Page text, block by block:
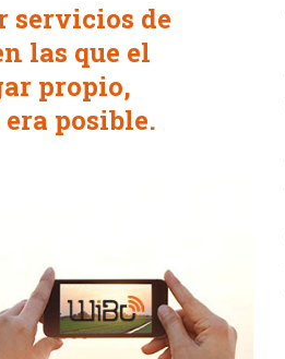
servicios de
las que el
propio,
posible.